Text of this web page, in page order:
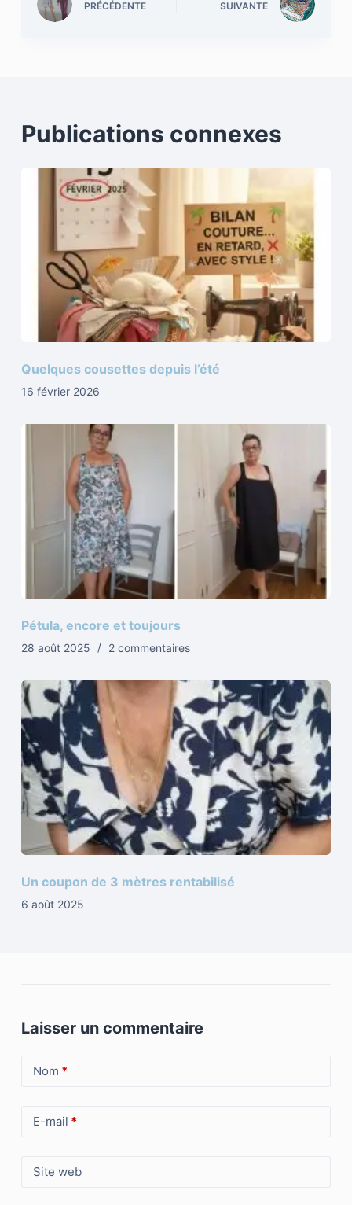
PRÉCÉDENTE SUIVANTE
Publications connexes
Quelques cousettes depuis l’été
16 février 2026
Pétula, encore et toujours
28 août 2025 2 commentaires
Un coupon de 3 mètres rentabilisé
6 août 2025
Laisser un commentaire
Nom *
E-mail *
Site web